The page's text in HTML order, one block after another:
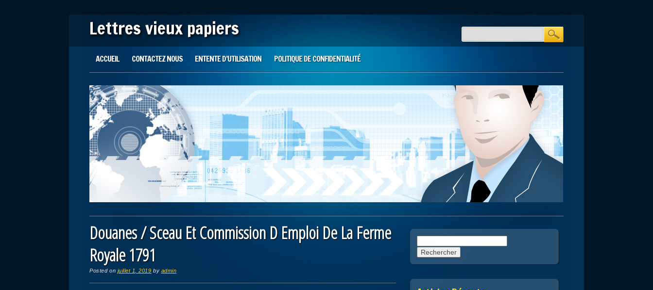
Lettres vieux papiers
Main menu
ACCUEIL CONTACTEZ NOUS ENTENTE D’UTILISATION POLITIQUE DE CONFIDENTIALITÉ
Douanes / Sceau Et Commission D Emploi De La Ferme
Royale 1791
Posted on juillet 1, 2019 by admin